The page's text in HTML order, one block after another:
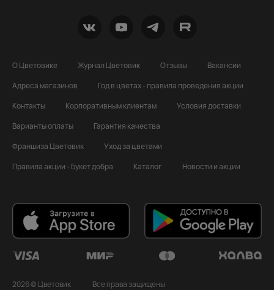
О Цветовике Журнал Цветовик Отзывы
Вакансии
Адреса магазинов
Год в цветах - правила проведения акции
Контакты
Корпоративным клиентам
Условия доставки
Варианты оплаты
Гарантия качества
Франшиза Цветовик
Уход за цветами
Правила акции - Букет добра
Каталог Новости и акции
2026 © Цветовик Все права защищены